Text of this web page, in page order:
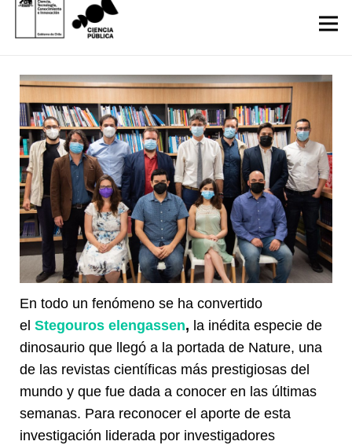
En todo un fenómeno se ha convertido
el Stegouros elengassen, la inédita especie de
dinosaurio que llegó a la portada de Nature, una
de las revistas científicas más prestigiosas del
mundo y que fue dada a conocer en las últimas
semanas. Para reconocer el aporte de esta
investigación liderada por investigadores